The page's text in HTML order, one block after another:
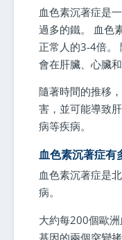
血色素沉著症是
過多的鐵。 血色
正常人的3-4倍。
會在肝臟、心臟
隨著時間的推移
害，並可能導致
病等疾病。
血色素沉著症有
血色素沉著症是
病。
大約每200個歐
基因的兩個突變